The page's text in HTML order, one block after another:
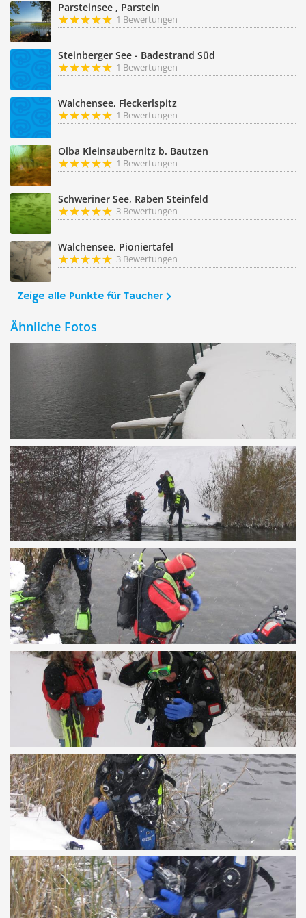
Parsteinsee , Parstein
1 Bewertungen
Steinberger See - Badestrand Süd
1 Bewertungen
Walchensee, Fleckerlspitz
1 Bewertungen
Olba Kleinsaubernitz b. Bautzen
1 Bewertungen
Schweriner See, Raben Steinfeld
3 Bewertungen
Walchensee, Pioniertafel
3 Bewertungen
Zeige alle Punkte für Taucher
Ähnliche Fotos